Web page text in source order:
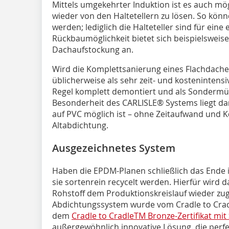
Mittels umgekehrter Induktion ist es auch
wieder von den Haltetellern zu lösen. So
werden; lediglich die Halteteller sind für eine
Rückbaumöglichkeit bietet sich
Dachaufstockung an.
Wird die Komplettsanierung eines
üblicherweise als sehr zeit- und
Regel komplett demontiert und als
Besonderheit des CARLISLE® Systems liegt
auf PVC möglich ist – ohne Zeitaufwand und
Altabdichtung.
Ausgezeichnetes System
Haben die EPDM-Planen schließlich das
sie sortenrein recycelt werden. Hierfür wird
Rohstoff dem Produktionskreislauf wieder
Abdichtungssystem wurde vom Cradle to
dem Cradle to CradleTM Bronze-Zertifikat